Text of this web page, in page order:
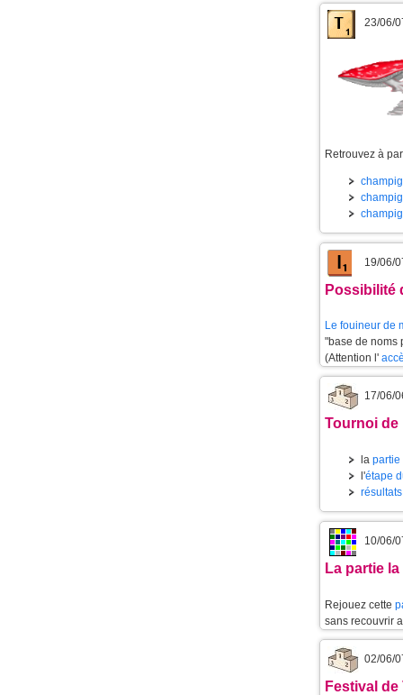
23/06/
Retrouvez à
19/06/
Possibilité
Le fouineur de
"base de noms
(Attention l'
17/06/
Tournoi de
la partie
l'étape
10/06/
La partie
Rejouez cette
sans recouvrir
02/06/
Festival